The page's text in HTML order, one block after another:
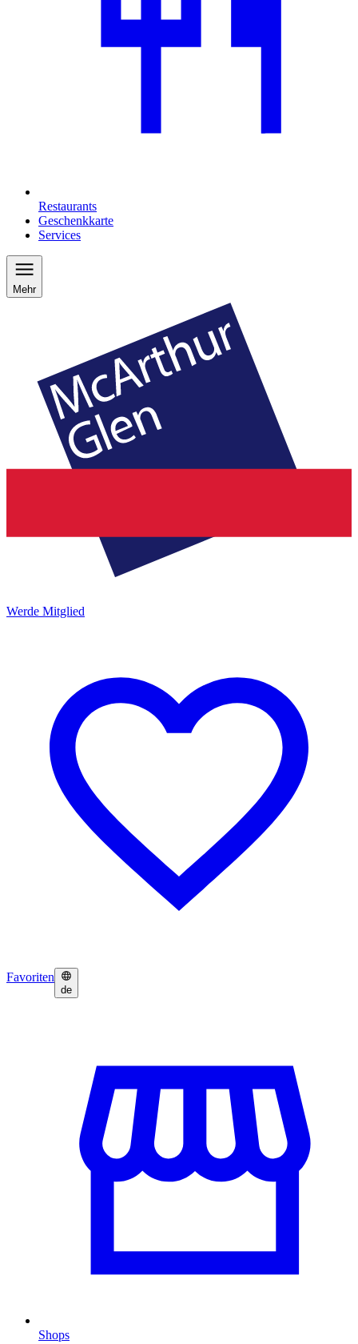
Restaurants
Geschenkkarte
Services
Mehr
Werde Mitglied
Favoriten
de
Shops